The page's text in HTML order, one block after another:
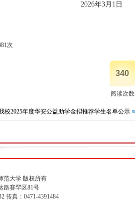
2026年3月1日
次
340
阅读次数
校2025年度华安公益助学金拟推荐学生名单公示
范大学 版权所有
路赛罕区81号
传真：0471-4391484